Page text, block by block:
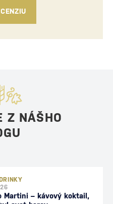
Z NÁŠHO
Martini – kávový koktail,